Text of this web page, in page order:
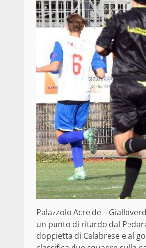
Palazzolo Acreide –
un punto di ritardo dal
doppietta di Calabrese e al